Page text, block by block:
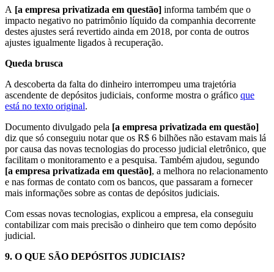
A [a empresa privatizada em questão] informa também que o
impacto negativo no patrimônio líquido da companhia decorrente
destes ajustes será revertido ainda em 2018, por conta de outros
ajustes igualmente ligados à recuperação.
Queda brusca
A descoberta da falta do dinheiro interrompeu uma trajetória
ascendente de depósitos judiciais, conforme mostra o gráfico que
está no texto original.
Documento divulgado pela [a empresa privatizada em questão]
diz que só conseguiu notar que os R$ 6 bilhões não estavam mais lá
por causa das novas tecnologias do processo judicial eletrônico, que
facilitam o monitoramento e a pesquisa. Também ajudou, segundo
[a empresa privatizada em questão], a melhora no relacionamento
e nas formas de contato com os bancos, que passaram a fornecer
mais informações sobre as contas de depósitos judiciais.
Com essas novas tecnologias, explicou a empresa, ela conseguiu
contabilizar com mais precisão o dinheiro que tem como depósito
judicial.
9. O QUE SÃO DEPÓSITOS JUDICIAIS?